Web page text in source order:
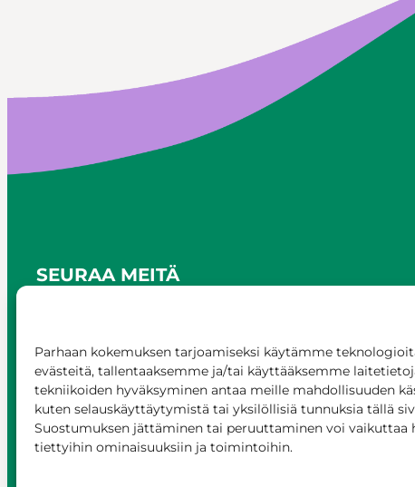
Parhaan kokemuksen tarjoamiseksi käytämme
evästeitä, tallentaaksemme ja/tai käyttääksemme
tekniikoiden hyväksyminen antaa meille mahdollisuuden
kuten selauskäyttäytymistä tai yksilöllisiä tunnuksia tällä
Suostumuksen jättäminen tai peruuttaminen voi vaikuttaa
tiettyihin ominaisuuksiin ja toimintoihin.
SEURAA MEITÄ